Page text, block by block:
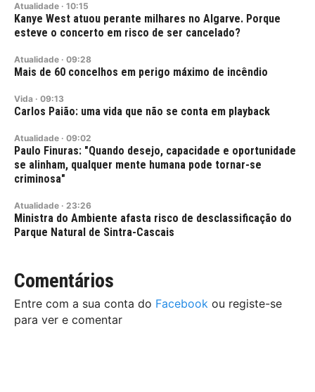
Atualidade · 10:15
Kanye West atuou perante milhares no Algarve. Porque
esteve o concerto em risco de ser cancelado?
Atualidade · 09:28
Mais de 60 concelhos em perigo máximo de incêndio
Vida · 09:13
Carlos Paião: uma vida que não se conta em playback
Atualidade · 09:02
Paulo Finuras: "Quando desejo, capacidade e oportunidade
se alinham, qualquer mente humana pode tornar-se
criminosa"
Atualidade · 23:26
Ministra do Ambiente afasta risco de desclassificação do
Parque Natural de Sintra-Cascais
Comentários
Entre com a sua conta do Facebook ou registe-se
para ver e comentar